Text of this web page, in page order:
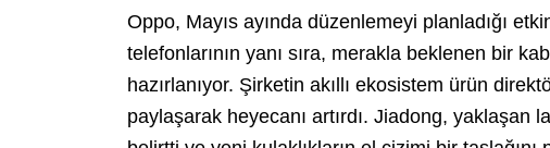
Oppo, Mayıs ayında düzenlemeyi planladığı
telefonlarının yanı sıra, merakla beklenen bir
hazırlanıyor. Şirketin akıllı ekosistem ürün
paylaşarak heyecanı artırdı. Jiadong, yaklaşan